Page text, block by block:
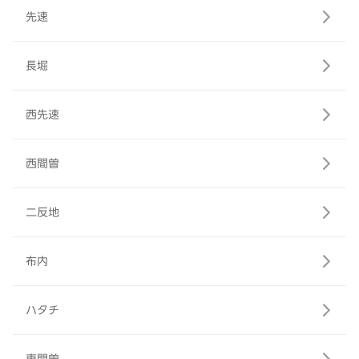
先速
長堀
西先速
西間曽
二反地
布内
ハタチ